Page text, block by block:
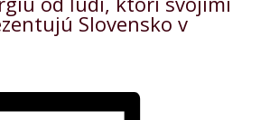
Slovensko v